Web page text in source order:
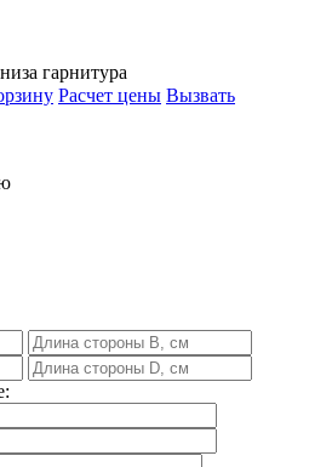
гарнитура
Расчет цены Вызвать